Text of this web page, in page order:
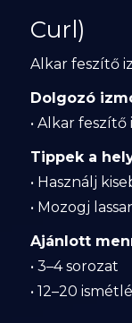
Curl)
Alkar feszítő
Dolgozó
• Alkar feszítő
Tippek a
• Használj
• Mozogj
Ajánlott
• 3–4 sorozat
• 12–20